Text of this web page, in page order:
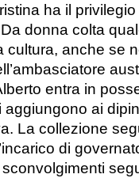
ha il
donna colta
anche se
entra in
ai
La collezione
di